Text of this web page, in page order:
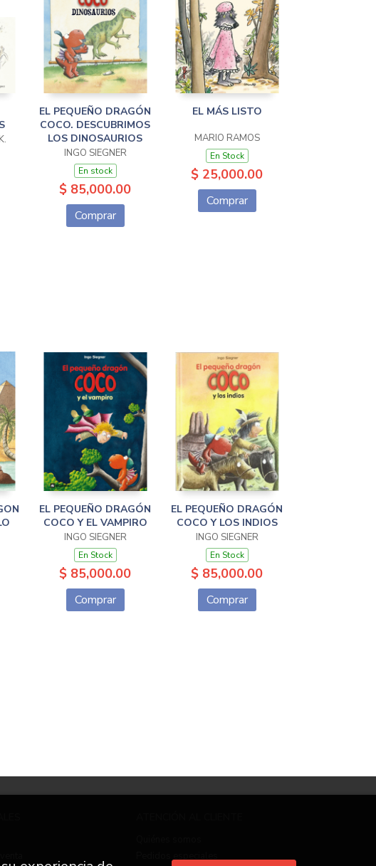
EL PEQUEÑO DRAGÓN
COCO. DESCUBRIMOS
LOS DINOSAURIOS
INGO SIEGNER
En stock
$ 85,000.00
Comprar
EL MÁS LISTO
MARIO RAMOS
En Stock
$ 25,000.00
Comprar
EL PEQUEÑO DRAGÓN
COCO Y EL VAMPIRO
INGO SIEGNER
En Stock
$ 85,000.00
Comprar
EL PEQUEÑO DRAGÓN
COCO Y LOS INDIOS
INGO SIEGNER
En Stock
$ 85,000.00
Comprar